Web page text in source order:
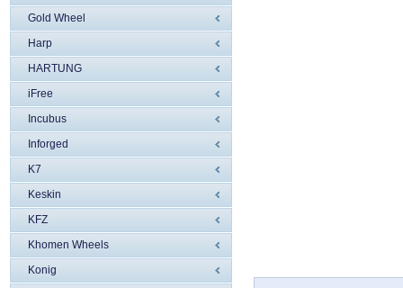
Gold Wheel
Harp
HARTUNG
iFree
Incubus
Inforged
K7
Keskin
KFZ
Khomen Wheels
Konig